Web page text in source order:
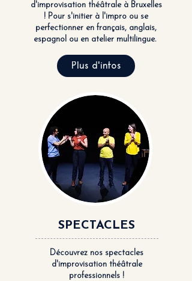
d'improvisation théâtrale à Bruxelles
! Pour s'initier à l'impro ou se
perfectionner en français, anglais,
espagnol ou en atelier multilingue.
Plus d'infos
SPECTACLES
Découvrez nos spectacles
d'improvisation théâtrale
professionnels !